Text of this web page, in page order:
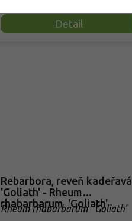
Detail
Rebarbora, reveň kadeřavá
'Goliath' - Rheum
rhabarbarum 'Goliath'
Rheum rhabarbarum 'Goliath'